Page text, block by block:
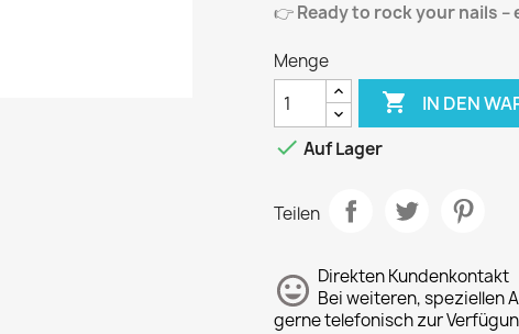
👉Ready to rock your nails –
Menge
 IN DEN
 Auf Lager
Teilen
Direkten Kundenkontakt
Bei weiteren, speziellen
gerne telefonisch zur